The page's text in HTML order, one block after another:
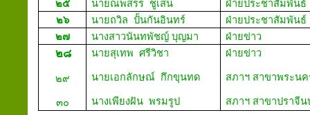
๒๕
นายณพสรร ชูเสน
ฝ่ายประชา
๒๖
นายถวิล ปั้นกันอินทร์
ฝ่ายประชา
๒๗
นางสาวนันทพัชญ์ บุญมา ฝ่ายข่าว
๒๘
๒๙
๓๐
นายสุเทพ ศรีวิชา
นายเอกลักษณ์ กึกขุนทด
นางเพียงฝัน พรมรูป
ฝ่ายข่าว
สภาฯ สาขาพระน
สภาฯ สาขาปราจีน